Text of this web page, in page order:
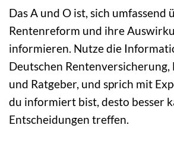
Das A und O ist, sich umfassend
Rentenreform und ihre
informieren. Nutze die
Deutschen Rentenversicherung,
und Ratgeber, und sprich mit
du informiert bist, desto besser
Entscheidungen treffen.